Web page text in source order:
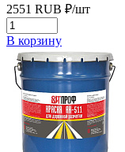
2551 RUB ₽/шт
В корзину